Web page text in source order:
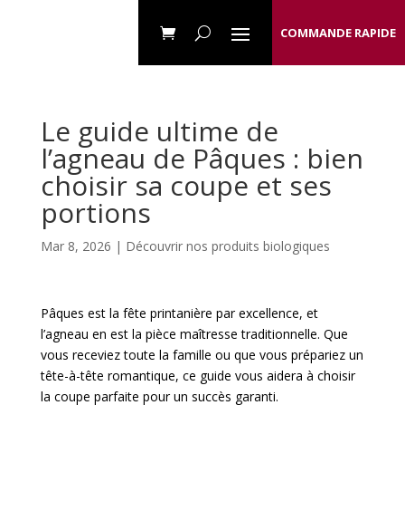
COMMANDE RAPIDE
Le guide ultime de
l’agneau de Pâques : bien
choisir sa coupe et ses
portions
Mar 8, 2026 | Découvrir nos produits biologiques
Pâques est la fête printanière par excellence, et
l’agneau en est la pièce maîtresse traditionnelle. Que
vous receviez toute la famille ou que vous prépariez un
tête-à-tête romantique, ce guide vous aidera à choisir
la coupe parfaite pour un succès garanti.